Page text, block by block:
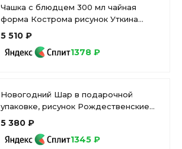
Чашка с блюдцем 300 мл чайная
форма Кострома рисунок Уткина
Заводь арт. 81.25445.00.1
5 510 ₽
1378 ₽
Новогодний Шар в подарочной
упаковке, рисунок Рождественские
узоры, арт 81.33344.00.1
5 380 ₽
1345 ₽